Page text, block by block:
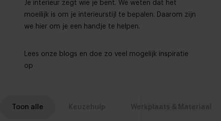
Je interieur zegt wie je bent. We weten dat het
moeilijk is om je interieurstijl te bepalen. Daarom zijn
we hier om je een handje te helpen.
Lees onze blogs en doe zo veel mogelijk inspiratie
op
Toon alle Keuzehulp Werkplaats & Materiaal